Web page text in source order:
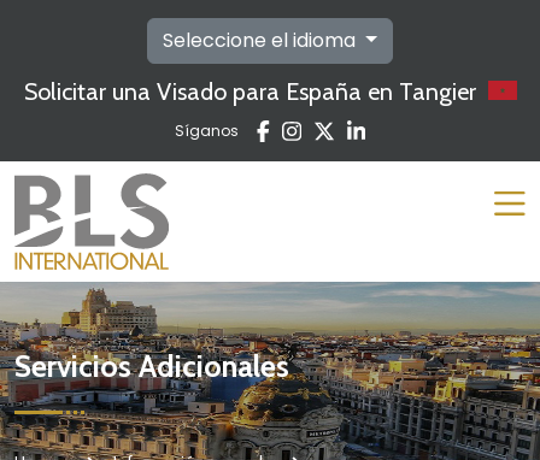
Seleccione el idioma
Solicitar una Visado para España en Tangier
Síganos
Servicios Adicionales